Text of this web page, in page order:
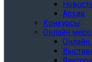
Архив
Конкурсы
Онлайн
Онлайн